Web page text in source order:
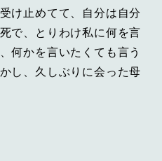
け止めてて、自分は自分
で、とりわけ私に何を言
何かを言いたくても言う
し、久しぶりに会った母